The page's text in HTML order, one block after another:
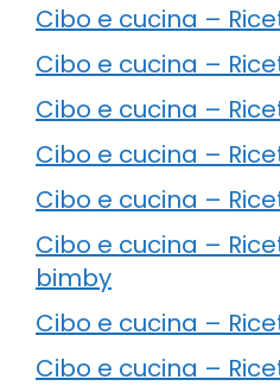
Cibo e cucina –
Cibo e cucina –
Cibo e cucina –
Cibo e cucina –
Cibo e cucina –
Cibo e cucina –
bimby
Cibo e cucina –
Cibo e cucina –